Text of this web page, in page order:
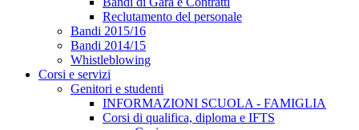
Reclutamento del personale
Bandi 2015/16
Bandi 2014/15
Whistleblowing
Corsi e servizi
Genitori e studenti
INFORMAZIONI SCUOLA - FAMIGLIA
Corsi di qualifica, diploma e IFTS